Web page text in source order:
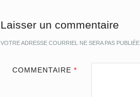
Laisser un commentaire
VOTRE ADRESSE COURRIEL NE SERA PAS PUBLIÉE.
COMMENTAIRE *